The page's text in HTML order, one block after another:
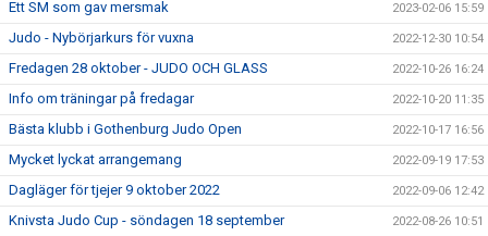
Ett SM som gav mersmak 2023-02-06 15:59
Judo - Nybörjarkurs för vuxna 2022-12-30 10:54
Fredagen 28 oktober - JUDO OCH GLASS 2022-10-26 16:24
Info om träningar på fredagar 2022-10-20 11:35
Bästa klubb i Gothenburg Judo Open 2022-10-17 16:56
Mycket lyckat arrangemang 2022-09-19 17:53
Dagläger för tjejer 9 oktober 2022 2022-09-06 12:42
Knivsta Judo Cup - söndagen 18 september 2022-08-26 10:51